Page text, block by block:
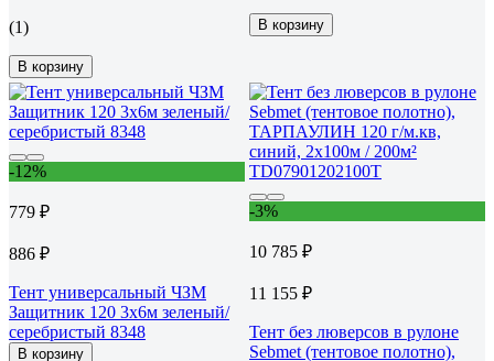
(1)
В корзину
В корзину
-12%
779 ₽
886 ₽
Тент универсальный ЧЗМ
Защитник 120 3х6м зеленый/
серебристый 8348
В корзину
-3%
10 785 ₽
11 155 ₽
Тент без люверсов в рулоне
Sebmet (тентовое полотно),